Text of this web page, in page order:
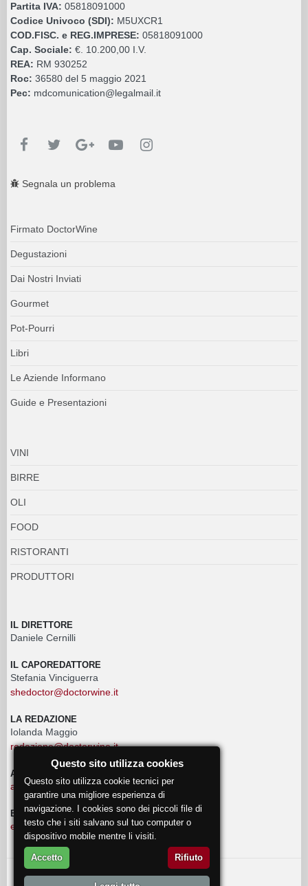
Partita IVA: 05818091000
Codice Univoco (SDI): M5UXCR1
COD.FISC. e REG.IMPRESE: 05818091000
Cap. Sociale: €. 10.200,00 I.V.
REA: RM 930252
Roc: 36580 del 5 maggio 2021
Pec: mdcomunication@legalmail.it
Segnala un problema
Firmato DoctorWine
Degustazioni
Dai Nostri Inviati
Gourmet
Pot-Pourri
Libri
Le Aziende Informano
Guide e Presentazioni
VINI
BIRRE
OLI
FOOD
RISTORANTI
PRODUTTORI
IL DIRETTORE
Daniele Cernilli
IL CAPOREDATTORE
Stefania Vinciguerra
shedoctor@doctorwine.it
LA REDAZIONE
Iolanda Maggio
redazione@doctorwine.it
ADVERTISING
advertising@doctorwine.it
EVENTI
eventi@doctorwine.it
© 2018 DoctorWine .
Questo sito utilizza cookies
Questo sito utilizza cookie tecnici per
garantire una migliore esperienza di
navigazione. I cookies sono dei piccoli file di
testo che i siti salvano sul tuo computer o
dispositivo mobile mentre li visiti.
Accetto Rifiuto